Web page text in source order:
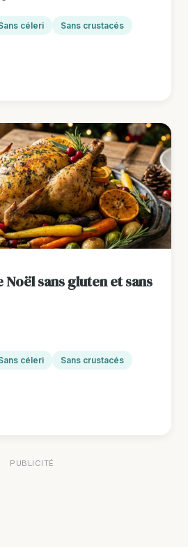
céleri
Sans crustacés
sans gluten et sans
céleri
Sans crustacés
PUBLICITÉ